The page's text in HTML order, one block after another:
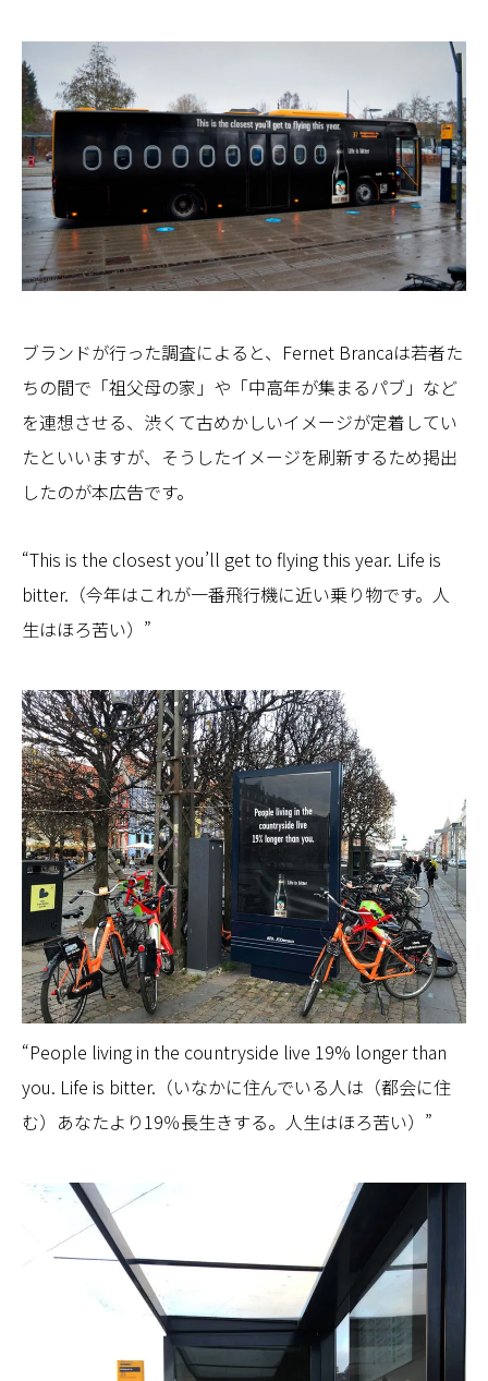
ブランドが行った調査によると、Fernet Brancaは若者た
ちの間で「祖父母の家」や「中高年が集まるパブ」など
を連想させる、渋くて古めかしいイメージが定着してい
たといいますが、そうしたイメージを刷新するため掲出
したのが本広告です。
“This is the closest you’ll get to flying this year. Life is
bitter.（今年はこれが一番飛行機に近い乗り物です。人
生はほろ苦い）”
“People living in the countryside live 19% longer than
you. Life is bitter.（いなかに住んでいる人は（都会に住
む）あなたより19％長生きする。人生はほろ苦い）”